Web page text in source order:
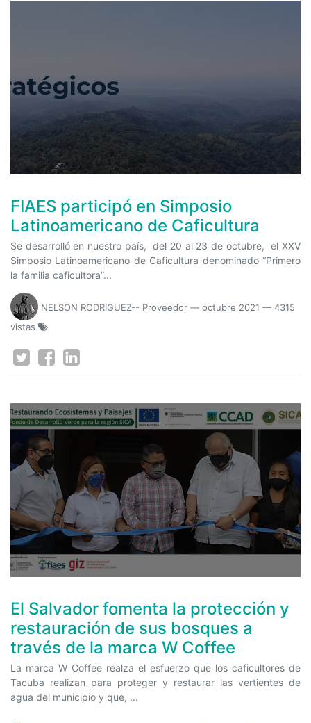
FIAES participó en Simposio
Latinoamericano de Caficultura
Se desarrolló en nuestro país, del 20 al 23 de octubre, el XXV
Simposio Latinoamericano de Caficultura denominado “Primero
la familia caficultora”...
NELSON RODRIGUEZ-- Proveedor — octubre 2021 — 4315
vistas
El Salvador fomenta la protección y
restauración de sus bosques a
través de la marca W Coffee
La marca W Coffee realza el esfuerzo que los caficultores de
Tacuba realizan para proteger y restaurar las vertientes de
agua del municipio y que, ...